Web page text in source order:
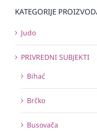
KATEGORIJE
Judo
PRIVREDNI SUBJEKTI
Bihać
Brčko
Busovača